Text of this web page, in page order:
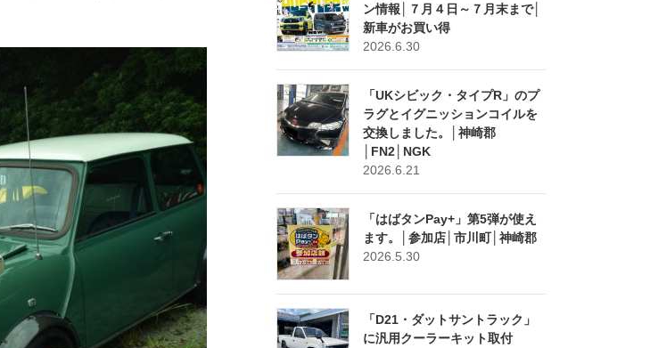
ン情報│７月４日～７月末まで│
新車がお買い得
2026.6.30
「UKシビック・タイプR」のプ
ラグとイグニッションコイルを
交換しました。│神崎郡
│FN2│NGK
2026.6.21
「はばタンPay+」第5弾が使え
ます。│参加店│市川町│神崎郡
2026.5.30
「D21・ダットサントラック」
に汎用クーラーキット取付